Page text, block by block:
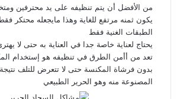
من الأفضل أن يتم تنظيفه على يد محترفين
يكون ثمنه مرتفع للغاية وهذا مايجعله محتكر
الطبقات الغنية فقط
يحتاج لعناية خاصة جدا في العناية به حتى لا
تعد من أأمن الطرق في تنظيفه هو إستخدام
بدون فرشاة المكنسة حتى لا تتعرض للتلف نتيجة
المصنوعة منه وهو الحرير الطبيعي